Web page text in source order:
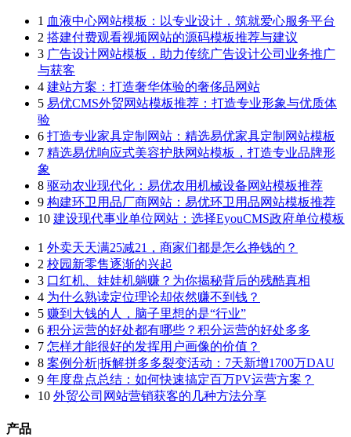
1 血液中心网站模板：以专业设计，筑就爱心服务平台
2 搭建付费观看视频网站的源码模板推荐与建议
3 广告设计网站模板，助力传统广告设计公司业务推广
与获客
4 建站方案：打造奢华体验的奢侈品网站
5 易优CMS外贸网站模板推荐：打造专业形象与优质体
验
6 打造专业家具定制网站：精选易优家具定制网站模板
7 精选易优响应式美容护肤网站模板，打造专业品牌形
象
8 驱动农业现代化：易优农用机械设备网站模板推荐
9 构建环卫用品厂商网站：易优环卫用品网站模板推荐
10 建设现代事业单位网站：选择EyouCMS政府单位模板
1 外卖天天满25减21，商家们都是怎么挣钱的？
2 校园新零售逐渐的兴起
3 口红机、娃娃机躺赚？为你揭秘背后的残酷真相
4 为什么熟读定位理论却依然赚不到钱？
5 赚到大钱的人，脑子里想的是“行业”
6 积分运营的好处都有哪些？积分运营的好处多多
7 怎样才能很好的发挥用户画像的价值？
8 案例分析|拆解拼多多裂变活动：7天新增1700万DAU
9 年度盘点总结：如何快速搞定百万PV运营方案？
10 外贸公司网站营销获客的几种方法分享
产品